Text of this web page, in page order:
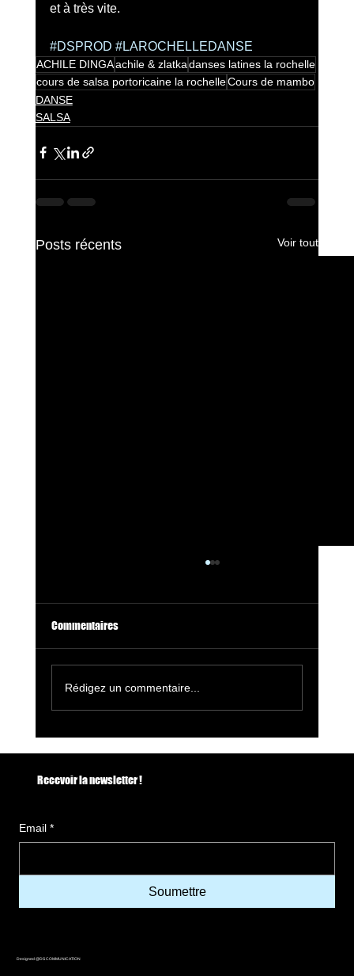
et à très vite.
#DSPROD #LAROCHELLEDANSE
ACHILE DINGAachile & zlatkadanses latines la rochelle
cours de salsa portoricaine la rochelleCours de mambo
DANSE
SALSA
Posts récents Voir tout
Commentaires
Rédigez un commentaire...
Email *
Soumettre
Recevoir la newsletter !
Designed @DS COMMUNICATION